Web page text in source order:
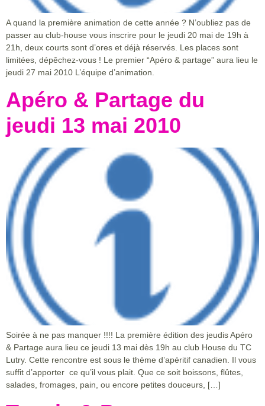
A quand la première animation de cette année ? N’oubliez pas de
passer au club-house vous inscrire pour le jeudi 20 mai de 19h à
21h, deux courts sont d’ores et déjà réservés. Les places sont
limitées, dépêchez-vous ! Le premier “Apéro & partage” aura lieu le
jeudi 27 mai 2010 L’équipe d’animation.
Apéro & Partage du
jeudi 13 mai 2010
Soirée à ne pas manquer !!!! La première édition des jeudis Apéro
& Partage aura lieu ce jeudi 13 mai dès 19h au club House du TC
Lutry. Cette rencontre est sous le thème d’apéritif canadien. Il vous
suffit d’apporter ce qu’il vous plait. Que ce soit boissons, flûtes,
salades, fromages, pain, ou encore petites douceurs, […]